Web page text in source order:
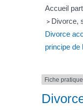
Accueil
> Divorce,
Divorce
principe de
Fiche pratique